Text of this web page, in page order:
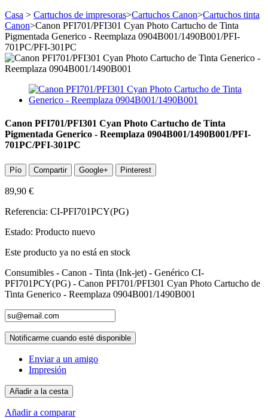
Casa > Cartuchos de impresoras>Cartuchos Canon>Cartuchos tinta
Canon>Canon PFI701/PFI301 Cyan Photo Cartucho de Tinta
Pigmentada Generico - Reemplaza 0904B001/1490B001/PFI-
701PC/PFI-301PC
Canon PFI701/PFI301 Cyan Photo Cartucho de Tinta
Pigmentada Generico - Reemplaza 0904B001/1490B001/PFI-
701PC/PFI-301PC
Pío Compartir Google+ Pinterest
89,90 €
Referencia: CI-PFI701PCY(PG)
Estado: Producto nuevo
Este producto ya no está en stock
Consumibles - Canon - Tinta (Ink-jet) - Genérico CI-
PFI701PCY(PG) - Canon PFI701/PFI301 Cyan Photo Cartucho de
Tinta Generico - Reemplaza 0904B001/1490B001
Notificarme cuando esté disponible
Enviar a un amigo
Impresión
Añadir a la cesta
Añadir a comparar